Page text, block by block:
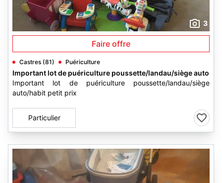
3
Faire offre
Castres (81) Puériculture
Important lot de puériculture poussette/landau/siège auto
Important lot de puériculture poussette/landau/siège
auto/habit petit prix
Particulier